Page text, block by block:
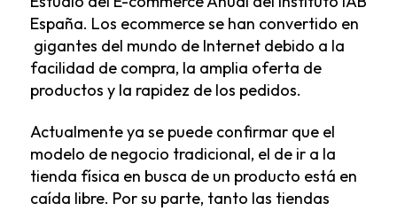
España. Los ecommerce se han convertido en
gigantes del mundo de Internet debido a la
facilidad de compra, la amplia oferta de
productos y la rapidez de los pedidos.
Actualmente ya se puede confirmar que el
modelo de negocio tradicional, el de ir a la
tienda física en busca de un producto está en
caída libre. Por su parte, tanto las tiendas